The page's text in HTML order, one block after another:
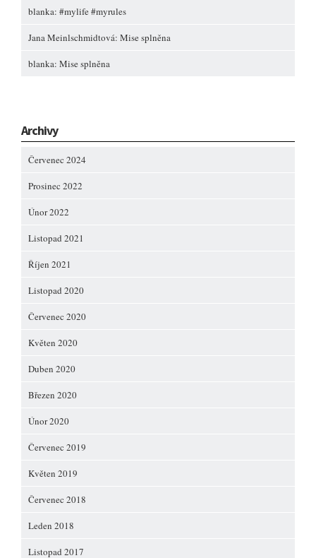
blanka: #mylife #myrules
Jana Meinlschmidtová: Mise splněna
blanka: Mise splněna
Archivy
Červenec 2024
Prosinec 2022
Únor 2022
Listopad 2021
Říjen 2021
Listopad 2020
Červenec 2020
Květen 2020
Duben 2020
Březen 2020
Únor 2020
Červenec 2019
Květen 2019
Červenec 2018
Leden 2018
Listopad 2017